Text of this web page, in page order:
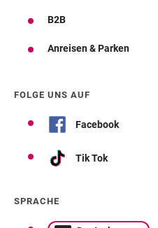
B2B
Anreisen & Parken
FOLGE UNS AUF
Facebook
Tik Tok
SPRACHE